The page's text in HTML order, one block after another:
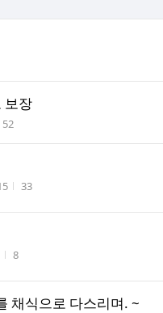
보장
조회수
52
조회수
33
조회수
8
채식으로 다스리며. ~